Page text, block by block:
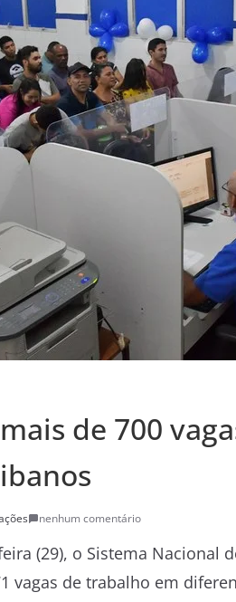
de 700
nenhum comentário
(29), o Sistema Nacional
vagas de trabalho em